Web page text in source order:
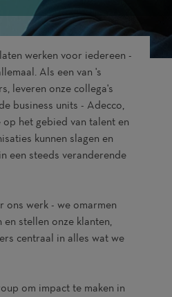
werken voor iedereen -
Als een van 's
leveren onze collega's
business units - Adecco,
het gebied van talent en
kunnen slagen en
een steeds veranderende
ons werk - we omarmen
stellen onze klanten,
centraal in alles wat we
om impact te maken in